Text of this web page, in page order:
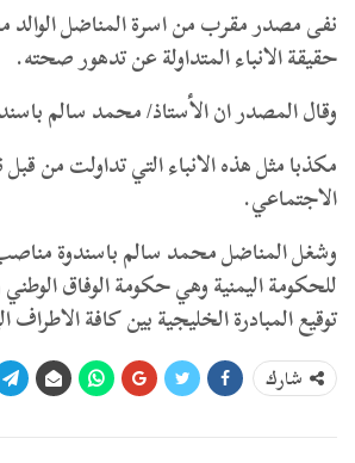
نفى مصدر مقرب من اسرة المناضل الوالد
حقيقة الانباء المتداولة عن تدهور صحته.
وقال المصدر ان الأستاذ/ محمد سالم
مكذبا مثل هذه الانباء التي تداولت من
الاجتماعي.
وشغل المناضل محمد سالم باسندوة
للحكومة اليمنية وهي حكومة الوفاق
توقيع المبادرة الخليجية بين كافة الاطراف
شارك